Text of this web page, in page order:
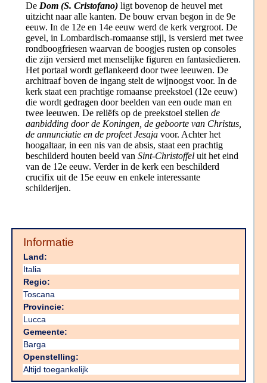
De Dom (S. Cristofano) ligt bovenop de heuvel met
uitzicht naar alle kanten. De bouw ervan begon in de 9e
eeuw. In de 12e en 14e eeuw werd de kerk vergroot. De
gevel, in Lombardisch-romaanse stijl, is versierd met twee
rondboogfriesen waarvan de boogjes rusten op consoles
die zijn versierd met menselijke figuren en fantasiedieren.
Het portaal wordt geflankeerd door twee leeuwen. De
architraaf boven de ingang stelt de wijnoogst voor. In de
kerk staat een prachtige romaanse preekstoel (12e eeuw)
die wordt gedragen door beelden van een oude man en
twee leeuwen. De reliëfs op de preekstoel stellen de
aanbidding door de Koningen, de geboorte van Christus,
de annunciatie en de profeet Jesaja voor. Achter het
hoogaltaar, in een nis van de absis, staat een prachtig
beschilderd houten beeld van Sint-Christoffel uit het eind
van de 12e eeuw. Verder in de kerk een beschilderd
crucifix uit de 15e eeuw en enkele interessante
schilderijen.
Informatie
Land:
Italia
Regio:
Toscana
Provincie:
Lucca
Gemeente:
Barga
Openstelling:
Altijd toegankelijk